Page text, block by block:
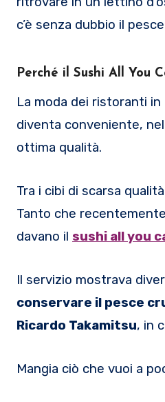
c’è senza dubbio il
Perché il Sushi All You
La moda dei ristoranti
diventa conveniente,
ottima qualità.
Tra i cibi di scarsa
Tanto che
davano il sushi all you
Il servizio mostrava
conservare il pesce
Ricardo Takamitsu, in
Mangia ciò che vuoi a